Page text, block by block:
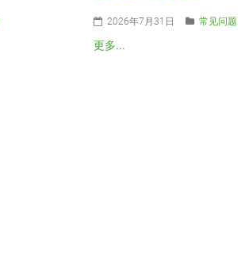
2026年7月31日 常见问题
更多...